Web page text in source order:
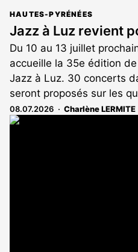
HAUTES-PYRÉNÉES
Jazz à Luz revient
Du 10 au 13 juillet
accueille la 35e édition
Jazz à Luz. 30 concerts
seront proposés sur les
08.07.2026 Charlène LERMITE